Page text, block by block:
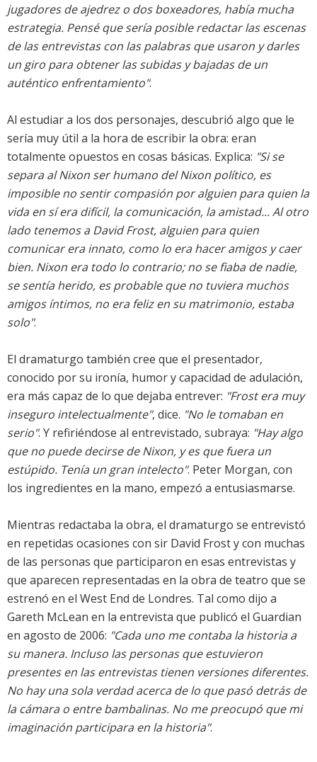
jugadores de ajedrez o dos boxeadores, había mucha
estrategia. Pensé que sería posible redactar las escenas
de las entrevistas con las palabras que usaron y darles
un giro para obtener las subidas y bajadas de un
auténtico enfrentamiento".
Al estudiar a los dos personajes, descubrió algo que le
sería muy útil a la hora de escribir la obra: eran
totalmente opuestos en cosas básicas. Explica: "Si se
separa al Nixon ser humano del Nixon político, es
imposible no sentir compasión por alguien para quien la
vida en sí era difícil, la comunicación, la amistad... Al otro
lado tenemos a David Frost, alguien para quien
comunicar era innato, como lo era hacer amigos y caer
bien. Nixon era todo lo contrario; no se fiaba de nadie,
se sentía herido, es probable que no tuviera muchos
amigos íntimos, no era feliz en su matrimonio, estaba
solo".
El dramaturgo también cree que el presentador,
conocido por su ironía, humor y capacidad de adulación,
era más capaz de lo que dejaba entrever: "Frost era muy
inseguro intelectualmente", dice. "No le tomaban en
serio". Y refiriéndose al entrevistado, subraya: "Hay algo
que no puede decirse de Nixon, y es que fuera un
estúpido. Tenía un gran intelecto". Peter Morgan, con
los ingredientes en la mano, empezó a entusiasmarse.
Mientras redactaba la obra, el dramaturgo se entrevistó
en repetidas ocasiones con sir David Frost y con muchas
de las personas que participaron en esas entrevistas y
que aparecen representadas en la obra de teatro que se
estrenó en el West End de Londres. Tal como dijo a
Gareth McLean en la entrevista que publicó el Guardian
en agosto de 2006: "Cada uno me contaba la historia a
su manera. Incluso las personas que estuvieron
presentes en las entrevistas tienen versiones diferentes.
No hay una sola verdad acerca de lo que pasó detrás de
la cámara o entre bambalinas. No me preocupó que mi
imaginación participara en la historia".